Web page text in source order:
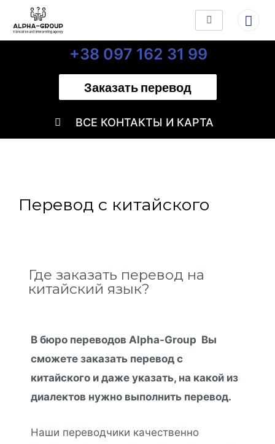
+38 097 162 31 99
Заказать перевод
ВСЕ КОНТАКТЫ И КАРТА
Перевод с китайского
Где заказать перевод на
китайский язык?
В бюро переводов Alpha-Group Вы
сможете заказать перевод с
китайского и даже указать, на какой из
диалектов нужно выполнить перевод.
Наши переводчики качественно